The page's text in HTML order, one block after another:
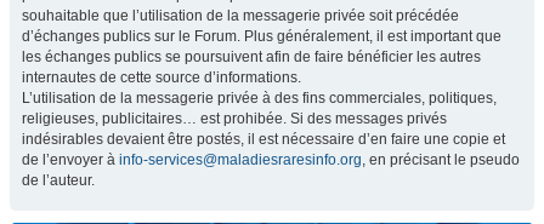
souhaitable que l’utilisation de la messagerie privée soit précédée
d’échanges publics sur le Forum. Plus généralement, il est important que
les échanges publics se poursuivent afin de faire bénéficier les autres
internautes de cette source d’informations.
L’utilisation de la messagerie privée à des fins commerciales, politiques,
religieuses, publicitaires… est prohibée. Si des messages privés
indésirables devaient être postés, il est nécessaire d’en faire une copie et
de l’envoyer à info-services@maladiesraresinfo.org, en précisant le pseudo
de l’auteur.